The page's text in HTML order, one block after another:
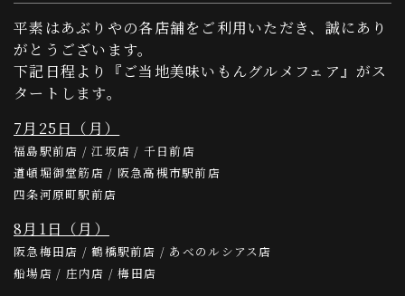
平素はあぶりやの各店舗をご利用いただき、誠にあり
がとうございます。
下記日程より『ご当地美味いもんグルメフェア』がス
タートします。
7月25日（月）
福島駅前店 / 江坂店 / 千日前店
道頓堀御堂筋店 / 阪急高槻市駅前店
四条河原町駅前店
8月1日（月）
阪急梅田店 / 鶴橋駅前店 / あべのルシアス店
船場店 / 庄内店 / 梅田店